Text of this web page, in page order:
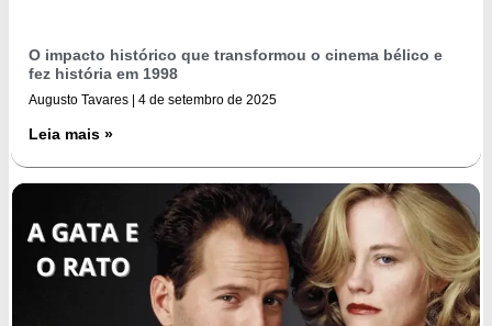
O impacto histórico que transformou o cinema bélico e
fez história em 1998
Augusto Tavares 4 de setembro de 2025
Leia mais »